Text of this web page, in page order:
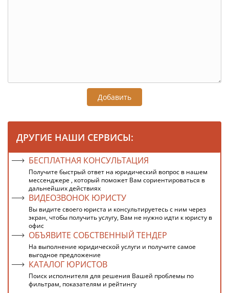
Добавить
ДРУГИЕ НАШИ СЕРВИСЫ:
БЕСПЛАТНАЯ КОНСУЛЬТАЦИЯ
Получите быстрый ответ на юридический вопрос в нашем
мессенджере , который поможет Вам сориентироваться в
дальнейших действиях
ВИДЕОЗВОНОК ЮРИСТУ
Вы видите своего юриста и консультируетесь с ним через
экран, чтобы получить услугу, Вам не нужно идти к юристу в
офис
ОБЪЯВИТЕ СОБСТВЕННЫЙ ТЕНДЕР
На выполнение юридической услуги и получите самое
выгодное предложение
КАТАЛОГ ЮРИСТОВ
Поиск исполнителя для решения Вашей проблемы по
фильтрам, показателям и рейтингу